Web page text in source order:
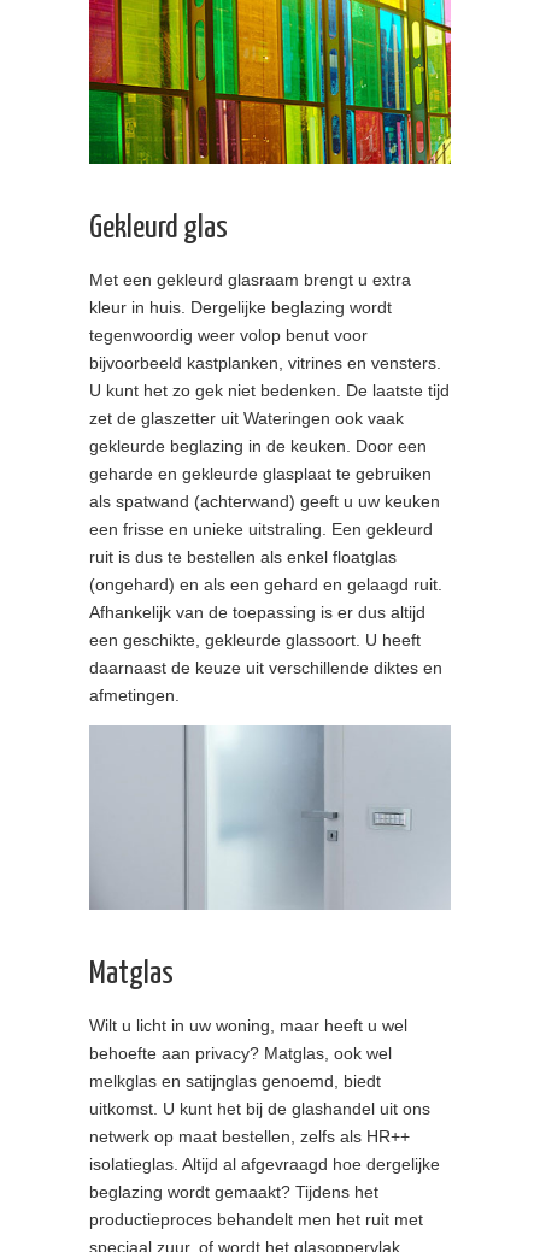
Gekleurd glas
Met een gekleurd glasraam brengt u extra
kleur in huis. Dergelijke beglazing wordt
tegenwoordig weer volop benut voor
bijvoorbeeld kastplanken, vitrines en vensters.
U kunt het zo gek niet bedenken. De laatste tijd
zet de glaszetter uit Wateringen ook vaak
gekleurde beglazing in de keuken. Door een
geharde en gekleurde glasplaat te gebruiken
als spatwand (achterwand) geeft u uw keuken
een frisse en unieke uitstraling. Een gekleurd
ruit is dus te bestellen als enkel floatglas
(ongehard) en als een gehard en gelaagd ruit.
Afhankelijk van de toepassing is er dus altijd
een geschikte, gekleurde glassoort. U heeft
daarnaast de keuze uit verschillende diktes en
afmetingen.
Matglas
Wilt u licht in uw woning, maar heeft u wel
behoefte aan privacy? Matglas, ook wel
melkglas en satijnglas genoemd, biedt
uitkomst. U kunt het bij de glashandel uit ons
netwerk op maat bestellen, zelfs als HR++
isolatieglas. Altijd al afgevraagd hoe dergelijke
beglazing wordt gemaakt? Tijdens het
productieproces behandelt men het ruit met
speciaal zuur, of wordt het glasoppervlak